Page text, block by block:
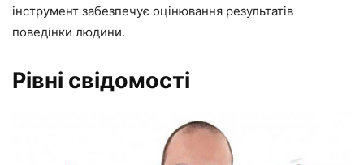
інструмент забезпечує оцінювання результатів
поведінки людини.
Рівні свідомості